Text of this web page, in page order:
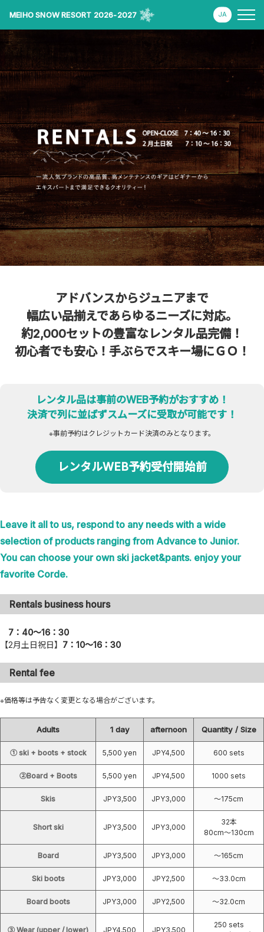
MEIHO SNOW RESORT 2026-2027
アドバンスからジュニアまで
幅広い品揃えであらゆるニーズに対応。
約2,000セットの豊富なレンタル品完備！
初心者でも安心！手ぶらでスキー場にＧＯ！
レンタル品は事前のWEB予約がおすすめ！
決済で列に並ばずスムーズに受取が可能です！
※事前予約はクレジットカード決済のみとなります。
レンタルWEB予約受付開始前
Leave it all to us, respond to any needs with a wide
selection of products ranging from Advance to Junior.
You can choose your own ski jacket&pants. enjoy your
favorite Corde.
Rentals business hours
7：40～16：30
【2月土日祝日】 7：10～16：30
Rental fee
※価格等は予告なく変更となる場合がございます。
Adults 1 day afternoon Quantity / Size
① ski + boots + stock 5,500 yen JPY4,500 600 sets
②Board + Boots 5,500 yen JPY4,500 1000 sets
Skis JPY3,500 JPY3,000 ～175cm
Short ski JPY3,500 JPY3,000
32本
80cm〜130cm
Board JPY3,500 JPY3,000 ～165cm
Ski boots JPY3,000 JPY2,500 ～33.0cm
Board boots JPY3,000 JPY2,500 ～32.0cm
③ Wear (upper / lower) JPY4,500 JPY3,500
250 sets